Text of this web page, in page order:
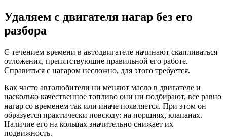
Удаляем с двигателя нагар без его
разбора
С течением времени в автодвигателе начинают скапливаться
отложения, препятствующие правильной его работе.
Справиться с нагаром несложно, для этого требуется.
Как часто автолюбители ни меняют масло в двигателе и
насколько качественное топливо они ни подбирают, все равно
нагар со временем так или иначе появляется. При этом он
образуется практически повсюду: на поршнях, клапанах.
Наличие его на кольцах значительно снижает их
подвижность.